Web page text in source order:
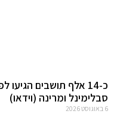
כ-14 אלף תושבים
סבלימינל ומרינה (וידאו)
6 באוגוסט 2026